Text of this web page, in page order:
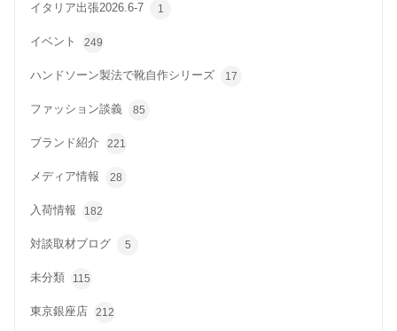
イタリア出張2026.6-7 1
イベント 249
ハンドソーン製法で靴自作シリーズ 17
ファッション談義 85
ブランド紹介 221
メディア情報 28
入荷情報 182
対談取材ブログ 5
未分類 115
東京銀座店 212